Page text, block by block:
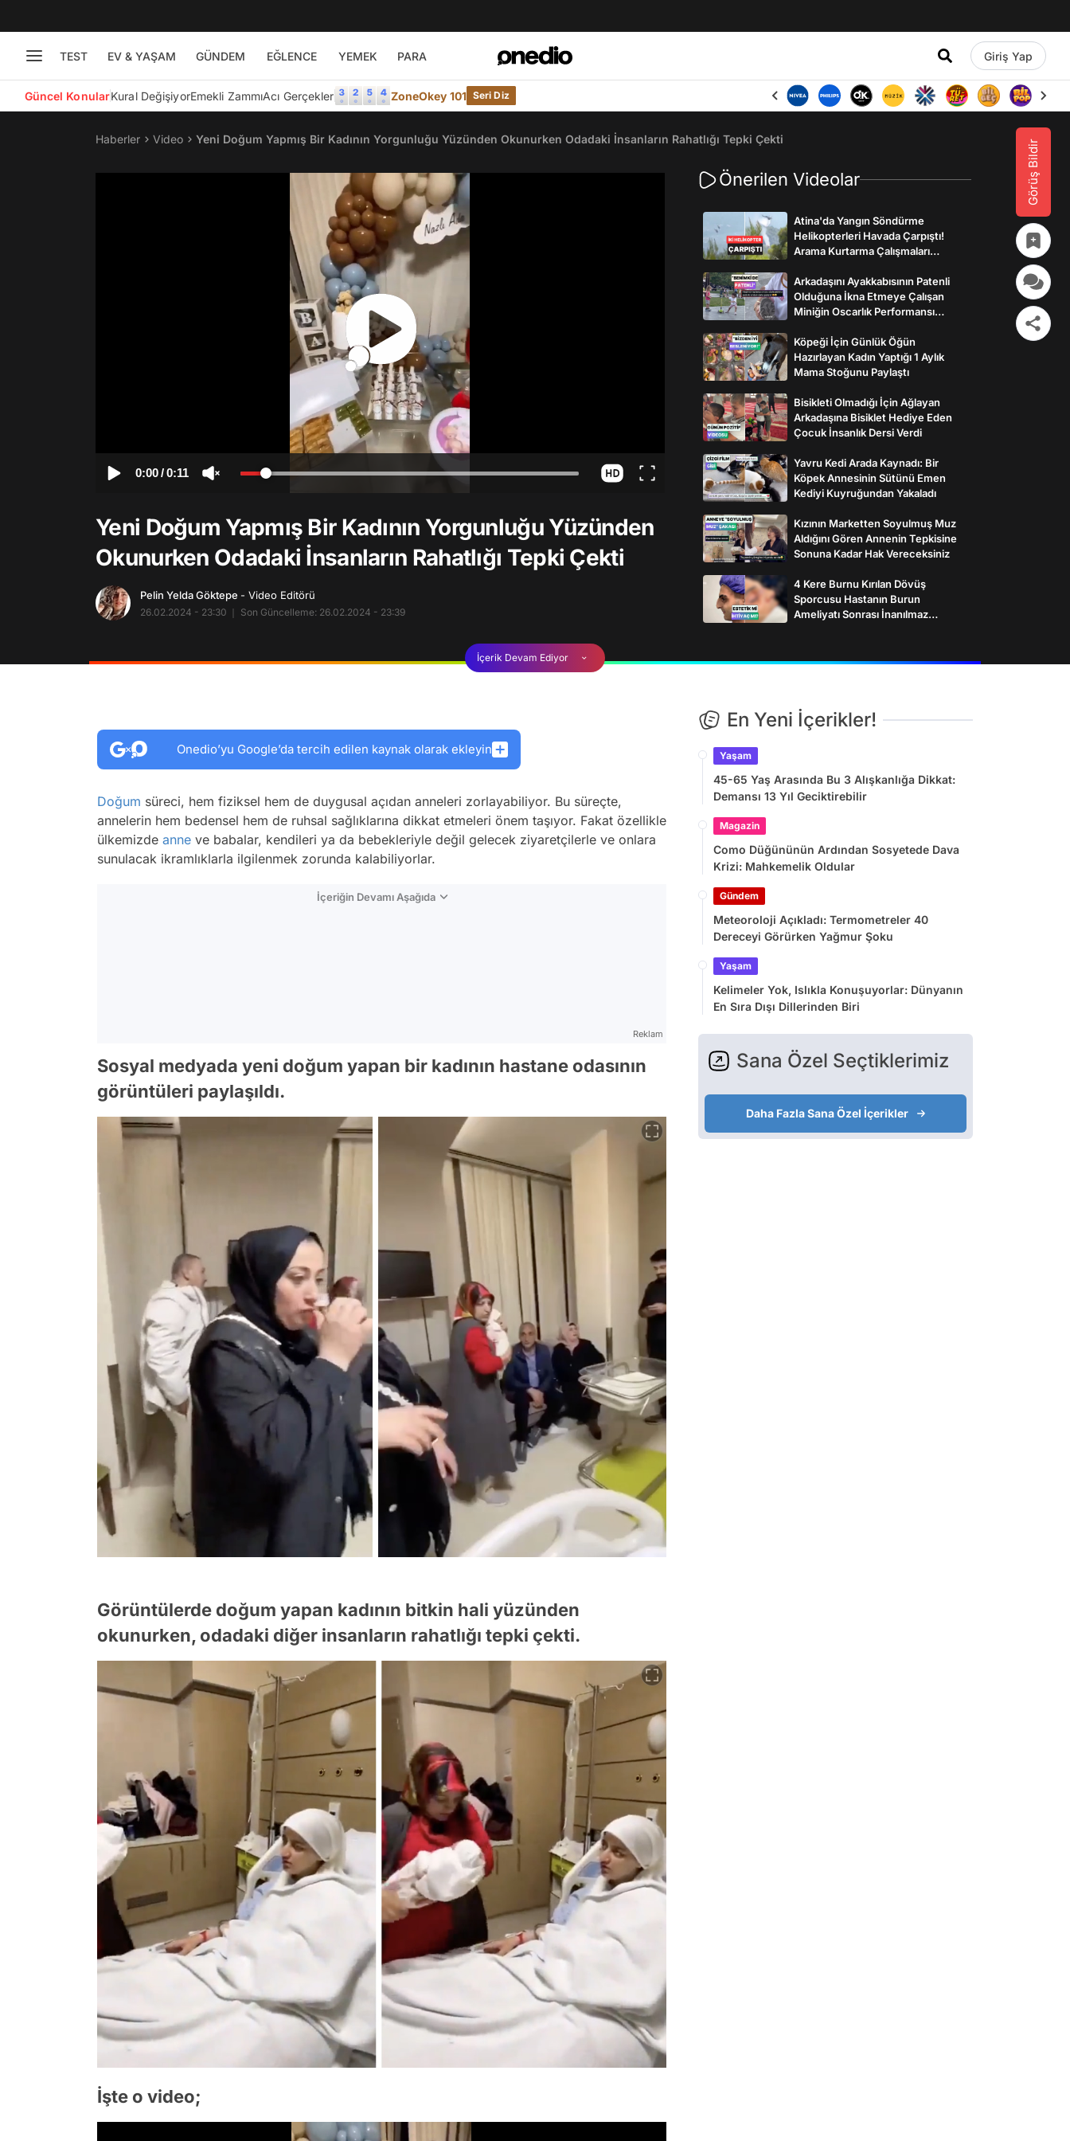
TEST EV & YAŞAM GÜNDEM EĞLENCE YEMEK PARA Giriş Yap
Güncel KonularKural DeğişiyorEmekli ZammıAcı Gerçekler ZoneOkey 101 Seri Diz
Görüş Bildir
Haberler Video Yeni Doğum Yapmış Bir Kadının Yorgunluğu Yüzünden Okunurken Odadaki İnsanların Rahatlığı Tepki Çekti
0:00/0:11
Yeni Doğum Yapmış Bir Kadının Yorgunluğu Yüzünden
Okunurken Odadaki İnsanların Rahatlığı Tepki Çekti
Pelin Yelda Göktepe - Video Editörü
26.02.2024 - 23:30 Son Güncelleme: 26.02.2024 - 23:39
Önerilen Videolar
Atina'da Yangın Söndürme
Helikopterleri Havada Çarpıştı!
Arama Kurtarma Çalışmaları
Arkadaşını Ayakkabısının Patenli
Olduğuna İkna Etmeye Çalışan
Miniğin Oscarlık Performansı
Köpeği İçin Günlük Öğün
Hazırlayan Kadın Yaptığı 1 Aylık
Mama Stoğunu Paylaştı
Bisikleti Olmadığı İçin Ağlayan
Arkadaşına Bisiklet Hediye Eden
Çocuk İnsanlık Dersi Verdi
Yavru Kedi Arada Kaynadı: Bir
Köpek Annesinin Sütünü Emen
Kediyi Kuyruğundan Yakaladı
Kızının Marketten Soyulmuş Muz
Aldığını Gören Annenin Tepkisine
Sonuna Kadar Hak Vereceksiniz
4 Kere Burnu Kırılan Dövüş
Sporcusu Hastanın Burun
Ameliyatı Sonrası İnanılmaz
İçerik Devam Ediyor
Onedio’yu Google’da tercih edilen kaynak olarak ekleyin
Doğum süreci, hem fiziksel hem de duygusal açıdan anneleri zorlayabiliyor. Bu süreçte,
annelerin hem bedensel hem de ruhsal sağlıklarına dikkat etmeleri önem taşıyor. Fakat özellikle
ülkemizde anne ve babalar, kendileri ya da bebekleriyle değil gelecek ziyaretçilerle ve onlara
sunulacak ikramlıklarla ilgilenmek zorunda kalabiliyorlar.
İçeriğin Devamı Aşağıda
Reklam
Sosyal medyada yeni doğum yapan bir kadının hastane odasının
görüntüleri paylaşıldı.
Görüntülerde doğum yapan kadının bitkin hali yüzünden
okunurken, odadaki diğer insanların rahatlığı tepki çekti.
İşte o video;
En Yeni İçerikler!
Yaşam
45-65 Yaş Arasında Bu 3 Alışkanlığa Dikkat:
Demansı 13 Yıl Geciktirebilir
Magazin
Como Düğününün Ardından Sosyetede Dava
Krizi: Mahkemelik Oldular
Gündem
Meteoroloji Açıkladı: Termometreler 40
Dereceyi Görürken Yağmur Şoku
Yaşam
Kelimeler Yok, Islıkla Konuşuyorlar: Dünyanın
En Sıra Dışı Dillerinden Biri
Sana Özel Seçtiklerimiz
Daha Fazla Sana Özel İçerikler